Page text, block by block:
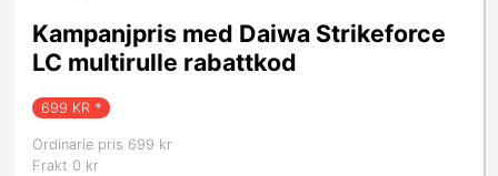
Kampanjpris med Daiwa Strikeforce
LC multirulle rabattkod
699 KR *
Ordinarie pris 699 kr
Frakt 0 kr